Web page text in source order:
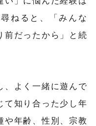
ねると、「みんな
前だったから」と続
、よく一緒に遊んで
て知り合った少し年
や年齢、性別、宗教